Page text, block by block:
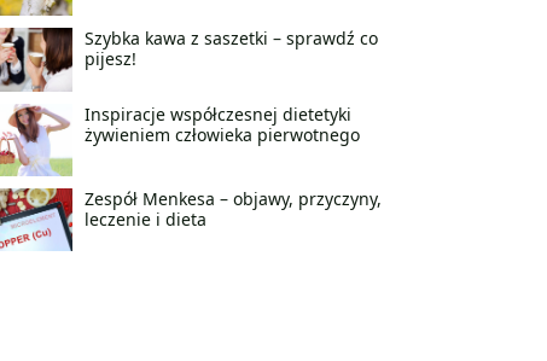
Szybka kawa z saszetki – sprawdź co
pijesz!
Inspiracje współczesnej dietetyki
żywieniem człowieka pierwotnego
Zespół Menkesa – objawy, przyczyny,
leczenie i dieta